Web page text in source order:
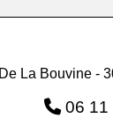
La Bouvine -
06 11